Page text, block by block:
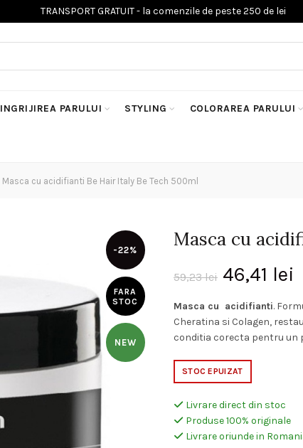
INGRIJIREA PARULUI STYLING COLORAREA PARULUI
Masca cu acidifianti Be Hair Italy Be Tech 500ml
-22%
FARA
STOC
NEW
Masca cu
59,23lei Prețul
inițial
a
fost:
59,23 lei.
46,41 lei
Masca cu acidifianti.
Cheratina si Colagen,
conditia corecta pentru
STOC EPUIZAT
Livrare direct din stoc
Produse 100% originale
Livrare oriunde in